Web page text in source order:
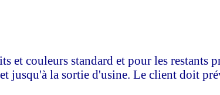
et couleurs standard et pour les restants
jusqu'à la sortie d'usine. Le client doit